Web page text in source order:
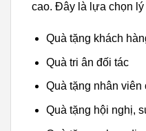
cao. Đây là lựa chọn
Quà tặng khách
Quà tri ân đối tác
Quà tặng nhân viên
Quà tặng hội nghị,